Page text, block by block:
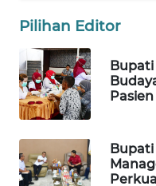
Pilihan Editor
Bupati
Pasien
MKLI
LPKKI
LKKI
KOPEKLIN